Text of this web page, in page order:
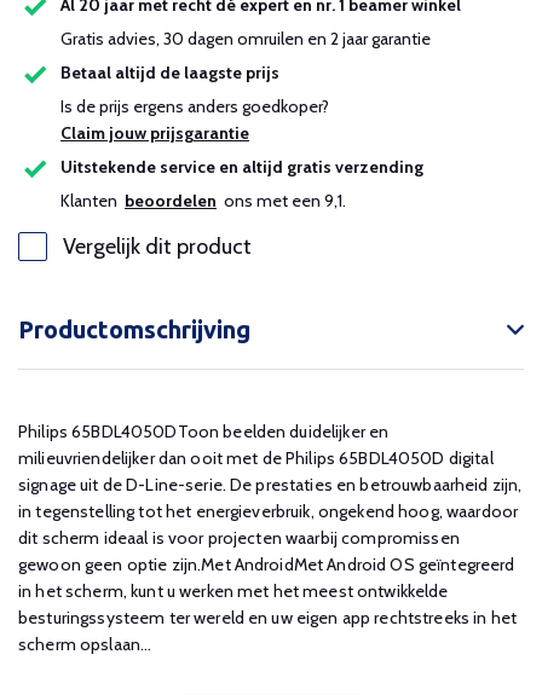
Al 20 jaar met recht dé expert en nr. 1 beamer winkel
Gratis advies, 30 dagen omruilen en 2 jaar garantie
Betaal altijd de laagste prijs
Is de prijs ergens anders goedkoper?
Claim jouw prijsgarantie
Uitstekende service en altijd gratis verzending
Klanten beoordelen ons met een 9,1.
Vergelijk dit product
Productomschrijving
Philips 65BDL4050DToon beelden duidelijker en
milieuvriendelijker dan ooit met de Philips 65BDL4050D digital
signage uit de D-Line-serie. De prestaties en betrouwbaarheid zijn,
in tegenstelling tot het energieverbruik, ongekend hoog, waardoor
dit scherm ideaal is voor projecten waarbij compromissen
gewoon geen optie zijn.Met AndroidMet Android OS geïntegreerd
in het scherm, kunt u werken met het meest ontwikkelde
besturingssysteem ter wereld en uw eigen app rechtstreeks in het
scherm opslaan...